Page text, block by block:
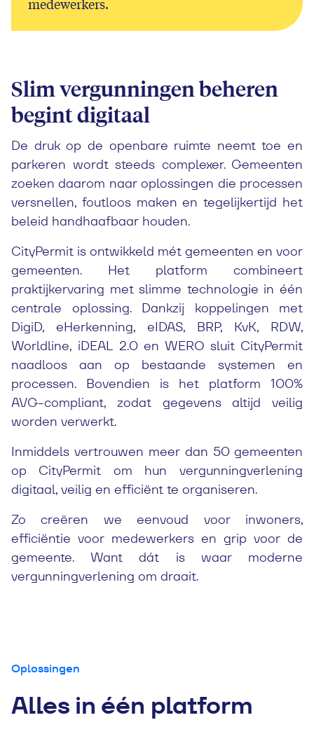
medewerkers.
Slim vergunningen beheren
begint digitaal
De druk op de openbare ruimte neemt toe en
parkeren wordt steeds complexer. Gemeenten
zoeken daarom naar oplossingen die processen
versnellen, foutloos maken en tegelijkertijd het
beleid handhaafbaar houden.
CityPermit is ontwikkeld mét gemeenten en voor
gemeenten. Het platform combineert
praktijkervaring met slimme technologie in één
centrale oplossing. Dankzij koppelingen met
DigiD, eHerkenning, eIDAS, BRP, KvK, RDW,
Worldline, iDEAL 2.0 en WERO sluit CityPermit
naadloos aan op bestaande systemen en
processen. Bovendien is het platform 100%
AVG-compliant, zodat gegevens altijd veilig
worden verwerkt.
Inmiddels vertrouwen meer dan 50 gemeenten
op CityPermit om hun vergunningverlening
digitaal, veilig en efficiënt te organiseren.
Zo creëren we eenvoud voor inwoners,
efficiëntie voor medewerkers en grip voor de
gemeente. Want dát is waar moderne
vergunningverlening om draait.
Oplossingen
Alles in één platform